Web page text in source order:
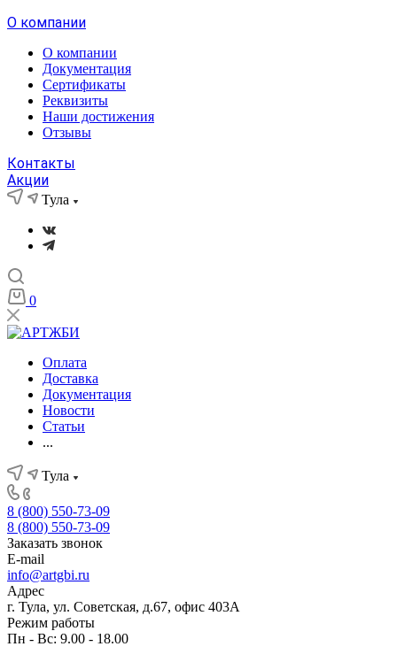
О компании
О компании
Документация
Сертификаты
Реквизиты
Наши достижения
Отзывы
Контакты
Акции
Тула
0
Оплата
Доставка
Документация
Новости
Статьи
...
Тула
8 (800) 550-73-09
8 (800) 550-73-09
Заказать звонок
E-mail
info@artgbi.ru
Адрес
г. Тула, ул. Советская, д.67, офис 403А
Режим работы
Пн - Вс: 9.00 - 18.00